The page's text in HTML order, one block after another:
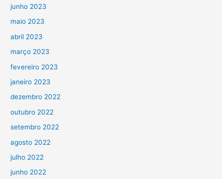
junho 2023
maio 2023
abril 2023
março 2023
fevereiro 2023
janeiro 2023
dezembro 2022
outubro 2022
setembro 2022
agosto 2022
julho 2022
junho 2022